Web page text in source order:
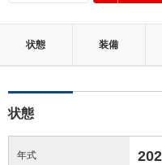
状態 装備
状態
年式